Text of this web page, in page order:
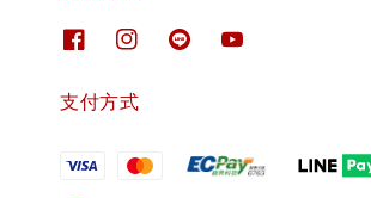
支付方式